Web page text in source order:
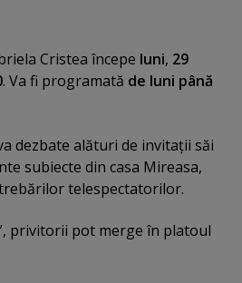
Cristea începe luni, 29
. Va fi programată de luni până
dezbate alături de invitaţii săi
subiecte din casa Mireasa,
telespectatorilor.
privitorii pot merge în platoul